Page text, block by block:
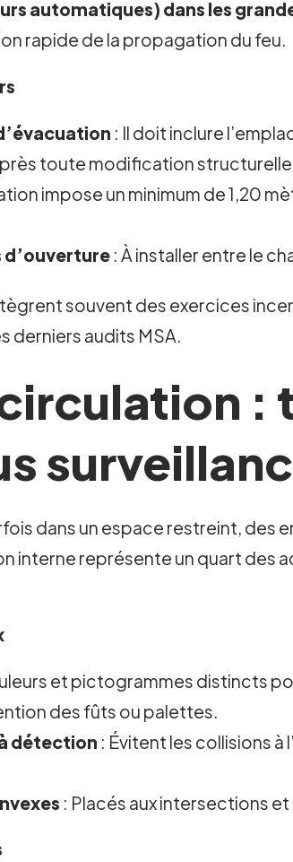
automatiques) dans les
rapide de la propagation du feu.
: Il doit inclure
toute modification
impose un minimum de 1,20
: À installer entre le
souvent des exercices
derniers audits MSA.
dans un espace restreint,
interne représente un quart des
et pictogrammes distincts
des fûts ou palettes.
détection : Évitent les collisions
: Placés aux intersections